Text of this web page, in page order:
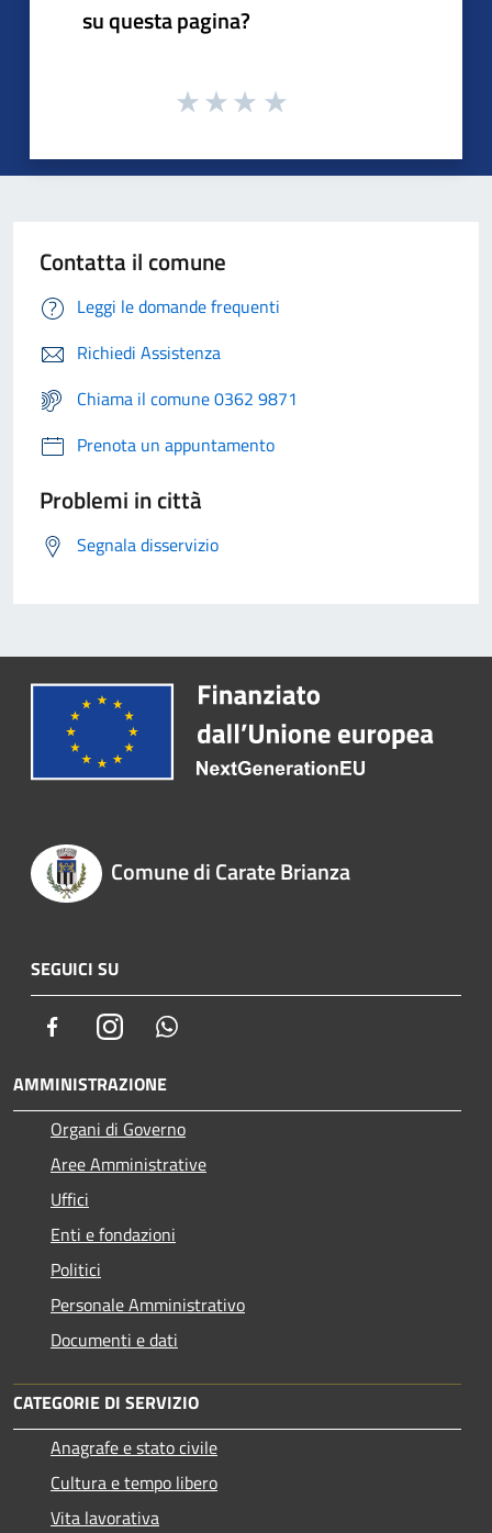
su questa pagina?
Contatta il comune
Leggi le domande frequenti
Richiedi Assistenza
Chiama il comune 0362 9871
Prenota un appuntamento
Problemi in città
Segnala disservizio
Comune di Carate Brianza
SEGUICI SU
FacebookInstagram
AMMINISTRAZIONE
Organi di Governo
Aree Amministrative
Uffici
Enti e fondazioni
Politici
Personale Amministrativo
Documenti e dati
CATEGORIE DI SERVIZIO
Anagrafe e stato civile
Cultura e tempo libero
Vita lavorativa